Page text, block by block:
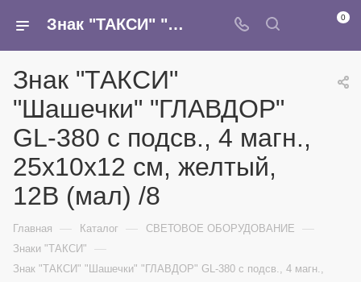
Знак "ТАКСИ" "Шашечки" "ГЛАВДОР" GL-380 с подсв., 4 магн., 25х10х12 см, желтый, 12В (мал) /8 - купить в интернет-магазине Армина 0
Знак "ТАКСИ"
"Шашечки" "ГЛАВДОР"
GL-380 с подсв., 4 магн.,
25х10х12 см, желтый,
12В (мал) /8
Главная — Каталог — СВЕТОВОЕ ОБОРУДОВАНИЕ —
Знаки "ТАКСИ" —
Знак "ТАКСИ" "Шашечки" "ГЛАВДОР" GL-380 с подсв., 4 магн.,